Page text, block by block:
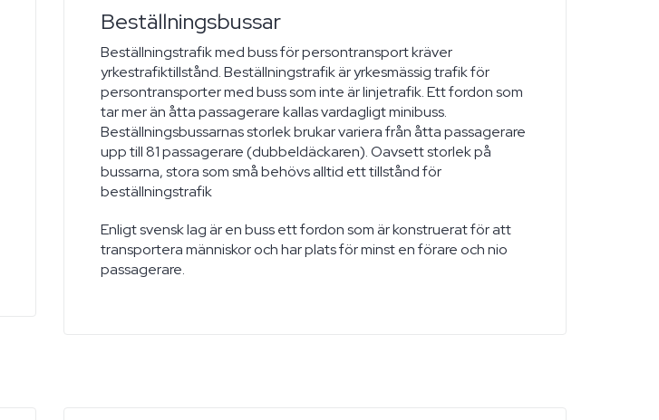
Beställningsbussar
Beställningstrafik med buss för persontransport kräver
yrkestrafiktillstånd. Beställningstrafik är yrkesmässig trafik för
persontransporter med buss som inte är linjetrafik. Ett fordon som
tar mer än åtta passagerare kallas vardagligt minibuss.
Beställningsbussarnas storlek brukar variera från åtta passagerare
upp till 81 passagerare (dubbeldäckaren). Oavsett storlek på
bussarna, stora som små behövs alltid ett tillstånd för
beställningstrafik
Enligt svensk lag är en buss ett fordon som är konstruerat för att
transportera människor och har plats för minst en förare och nio
passagerare.